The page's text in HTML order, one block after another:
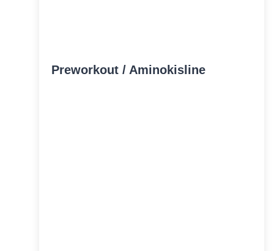
Preworkout / Aminokisline